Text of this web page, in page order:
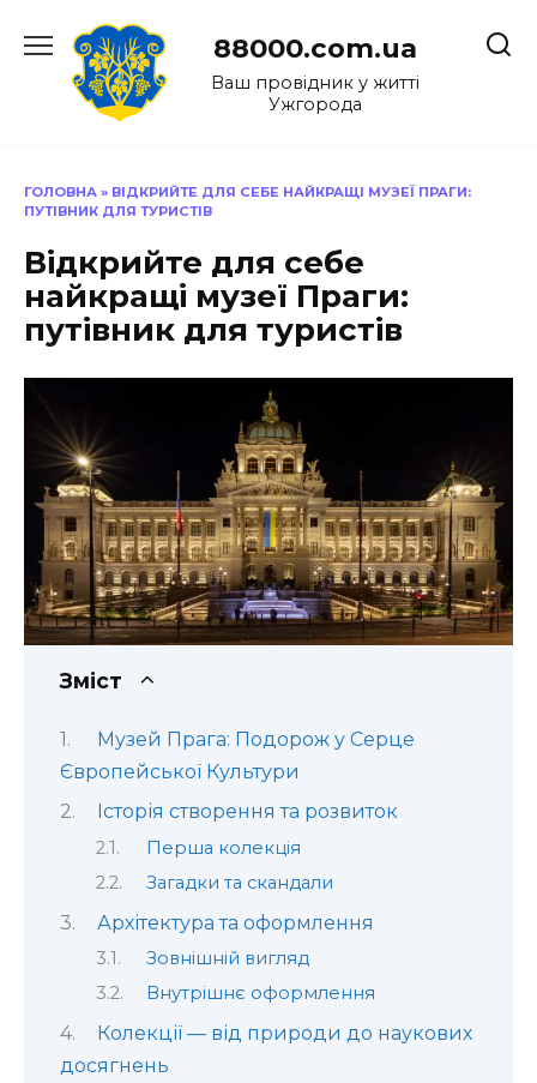
до
88000.com.ua
Ваш провідник у житті
Ужгорода
ГОЛОВНА » ВІДКРИЙТЕ ДЛЯ СЕБЕ НАЙКРАЩІ МУЗЕЇ ПРАГИ:
ПУТІВНИК ДЛЯ ТУРИСТІВ
Відкрийте для себе
найкращі музеї Праги:
путівник для туристів
Зміст
Музей Прага: Подорож у Серце
Європейської Культури
Історія створення та розвиток
Перша колекція
Загадки та скандали
Архітектура та оформлення
Зовнішній вигляд
Внутрішнє оформлення
Колекції — від природи до наукових
досягнень